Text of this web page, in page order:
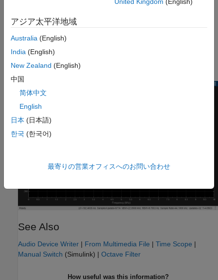
is multiplied with the constant value routed from the right. The
800, 4000, and 8000 Hz.
frequency. Note how the center frequency changes as you
toggle the manual switches.
See Also
Audio Device Writer | From Multimedia File | Time Scope |
Manual Switch (Simulink) | Octave Filter
How useful was this information?
アジア太平洋地域
Australia (English)
India (English)
New Zealand (English)
中国
简体中文
English
日本 (日本語)
한국 (한국어)
最寄りの営業オフィスへのお問い合わせ